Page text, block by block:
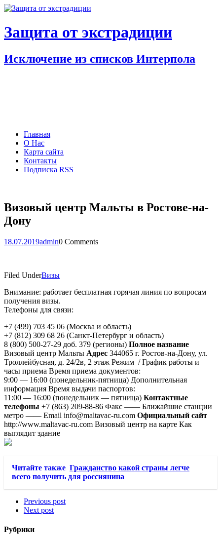
Защита от экстрадиции
Исключение из списков Интерпола
Главная
О Нас
Карта сайта
Контакты
Подписка RSS
Визовый центр Мальты в Ростове-на-
Дону
18.07.2019admin0 Comments
Filed UnderВизы
Внимание: работает бесплатная горячая линия по вопросам
получения визы.
Телефоны для связи:
+7 (499) 703 45 06 (Москва и область)
+7 (812) 309 68 26 (Санкт-Петербург и область)
8 (800) 500-27-29 доб. 379 (регионы) Полное название
Визовый центр Мальты Адрес 344065 г. Ростов-на-Дону, ул.
Троллейбусная, д. 24/2в, 2 этаж Режим / График работы и
часы приема Время приема документов:
9:00 — 16:00 (понедельник-пятница) Дополнительная
информация Время выдачи паспортов:
11:00 — 16:00 (понедельник — пятница) Контактные
телефоны +7 (863) 209-88-86 Факс —— Ближайшие станции
метро —— Email info@maltavac-ru.com Официальный сайт
http://www.maltavac-ru.com Визовый центр на карте Как
выглядит здание
Читайте также Гражданство какой страны легче
всего получить для россиянина
Previous post
Next post
Рубрики